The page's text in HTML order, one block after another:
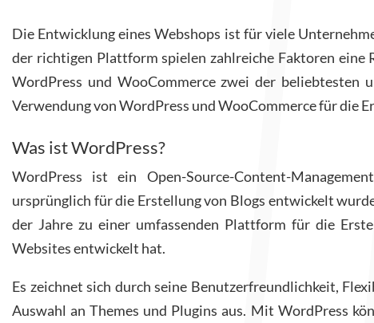
Die Entwicklung eines Webshops ist für viele
der richtigen Plattform spielen zahlreiche Faktoren
WordPress und WooCommerce zwei der
Verwendung von WordPress und WooCommerce für die
Was ist WordPress?
WordPress ist ein Open-Source-Content-
ursprünglich für die Erstellung von Blogs entwickelt
der Jahre zu einer umfassenden Plattform für die
Websites entwickelt hat.
Es zeichnet sich durch seine Benutzerfreundlichkeit,
Auswahl an Themes und Plugins aus. Mit WordPress